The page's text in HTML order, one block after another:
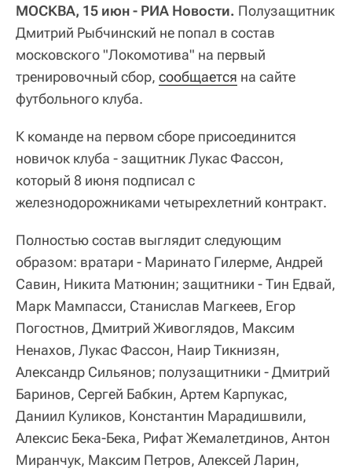
МОСКВА, 15 июн - РИА Новости. Полузащитник
Дмитрий Рыбчинский не попал в состав
московского "Локомотива" на первый
тренировочный сбор, сообщается на сайте
футбольного клуба.
К команде на первом сборе присоединится
новичок клуба - защитник Лукас Фассон,
который 8 июня подписал с
железнодорожниками четырехлетний контракт.
Полностью состав выглядит следующим
образом: вратари - Маринато Гилерме, Андрей
Савин, Никита Матюнин; защитники - Тин Едвай,
Марк Мампасси, Станислав Магкеев, Егор
Погостнов, Дмитрий Живоглядов, Максим
Ненахов, Лукас Фассон, Наир Тикнизян,
Александр Сильянов; полузащитники - Дмитрий
Баринов, Сергей Бабкин, Артем Карпукас,
Даниил Куликов, Константин Марадишвили,
Алексис Бека-Бека, Рифат Жемалетдинов, Антон
Миранчук, Максим Петров, Алексей Ларин,